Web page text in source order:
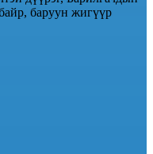
баруун жигүүр